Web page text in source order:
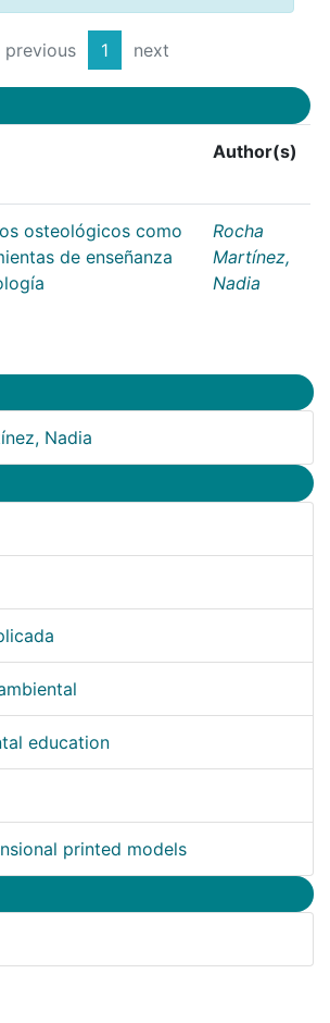
previous 1 next
Author(s)
osteológicos como
de enseñanza
Rocha
Martínez,
Nadia
Nadia
education
printed models